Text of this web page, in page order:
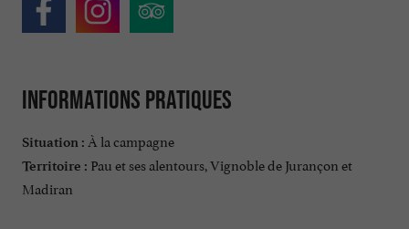
Informations pratiques
Situation : À la campagne
Territoire : Pau et ses alentours, Vignoble de Jurançon et
Madiran